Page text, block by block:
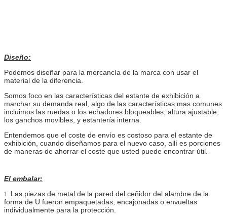
Diseño:
Podemos diseñar para la mercancía de la marca con usar el
material de la diferencia.
Somos foco en las características del estante de exhibición a
marchar su demanda real, algo de las características mas comunes
incluimos las ruedas o los echadores bloqueables, altura ajustable,
los ganchos movibles, y estantería interna.
Entendemos que el coste de envío es costoso para el estante de
exhibición, cuando diseñamos para el nuevo caso, allí es porciones
de maneras de ahorrar el coste que usted puede encontrar útil.
El embalar:
1. Las piezas de metal de la pared del ceñidor del alambre de la
forma de U fueron empaquetadas, encajonadas o envueltas
individualmente para la protección.